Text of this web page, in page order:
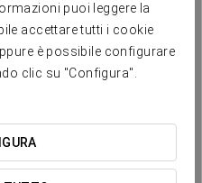
puoi leggere la
accettare tutti i cookie
è possibile configurare
clic su "Configura".
per pensare solo a